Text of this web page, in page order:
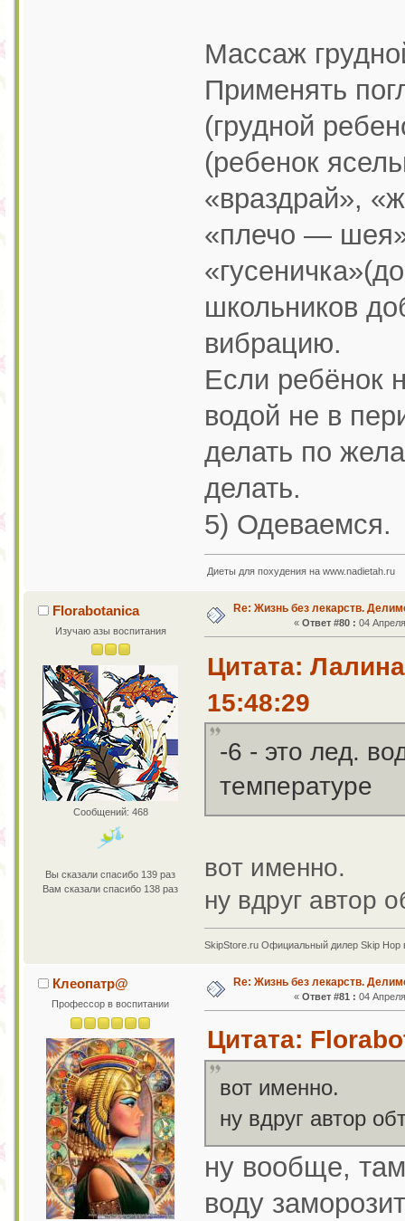
Массаж
Применять
(грудной
(ребенок
«враздрай»,
«плечо —
школьников
вибрацию.
Если ребёнок
водой не в
делать по
делать.
5) Одеваемся.
Диеты для похудения на www.nadietah.ru
Florabotanica
Изучаю азы воспитания
Сообщений: 468
Вы сказали спасибо 139 раз
Вам сказали спасибо 138 раз
Re: Жизнь без лекарств.
«Ответ #80 : 04
Цитата:
15:48:29
-6 - это лед.
температуре
вот именно.
ну вдруг автор
SkipStore.ru Официальный дилер Skip Hop
Клеопатр@
Профессор в воспитании
Re: Жизнь без лекарств.
«Ответ #81 : 04
Цитата:
вот именно.
ну вдруг автор
ну вообще,
воду